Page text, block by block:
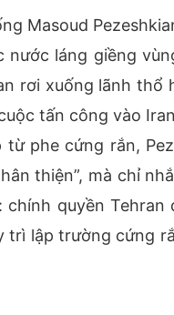
Masoud
láng giềng
rơi xuống lãnh thổ
tấn công vào
phe cứng rắn,
thiện”, mà chỉ
quyền Tehran
lập trường cứng